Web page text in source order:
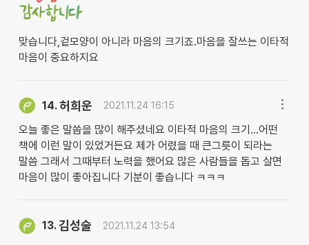
맞습니다,겉모양이 아니라 마음의 크기죠.마음을 잘쓰는 이타적
마음이 중요하지요
14.허희운 2021.11.24 16:15
오늘 좋은 말씀을 많이 해주셨네요 이타적 마음의 크기...어떤
책에 이런 말이 있었거든요 제가 어렸을 때 큰그릇이 되라는
말씀 그래서 그때부터 노력을 했어요 많은 사람들을 돕고 살면
마음이 많이 좋아집니다 기분이 좋습니다 ㅋㅋㅋ
13.김성술 2021.11.24 13:54